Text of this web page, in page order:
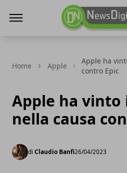
Home Apple
Apple ha
contro Epic
Apple ha vinto
nella causa
di Claudio Banfi26/04/2023